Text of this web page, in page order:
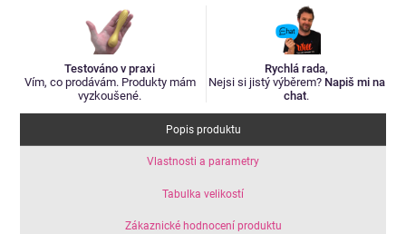
Testováno v praxi
Vím, co prodávám. Produkty mám
vyzkoušené.
Rychlá rada,
Nejsi si jistý výběrem? Napiš mi na
chat.
Popis produktu
Vlastnosti a parametry
Tabulka velikostí
Zákaznické hodnocení produktu